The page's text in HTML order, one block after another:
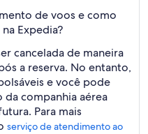
de voos e como
Expedia?
cancelada de maneira
a reserva. No entanto,
​​e você pode
companhia aérea
Para mais
serviço de atendimento ao